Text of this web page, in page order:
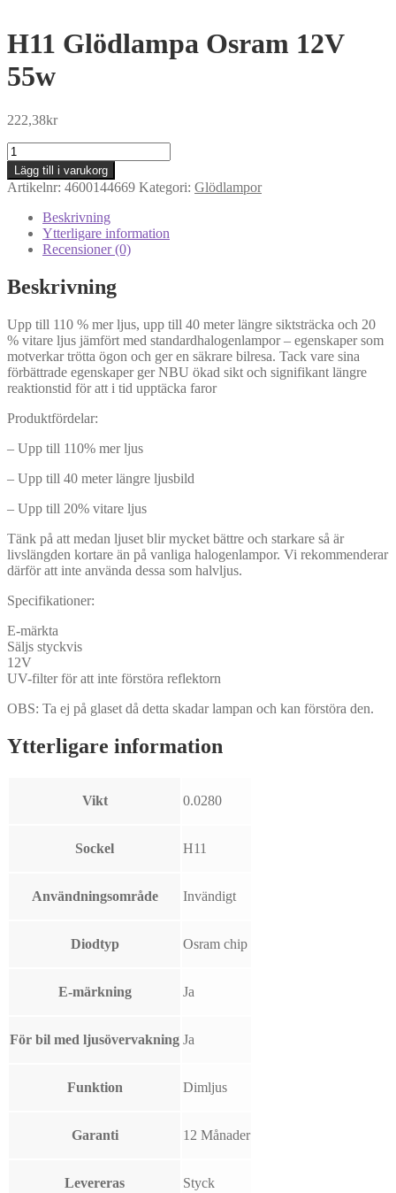
H11 Glödlampa Osram 12V
55w
222,38kr
H11
Glödlampa
Osram
12V
55w
mängd
Lägg till i varukorg
Artikelnr: 4600144669 Kategori: Glödlampor
Beskrivning
Ytterligare information
Recensioner (0)
Beskrivning
Upp till 110 % mer ljus, upp till 40 meter längre siktsträcka och 20
% vitare ljus jämfört med standardhalogenlampor – egenskaper som
motverkar trötta ögon och ger en säkrare bilresa. Tack vare sina
förbättrade egenskaper ger NBU ökad sikt och signifikant längre
reaktionstid för att i tid upptäcka faror
Produktfördelar:
– Upp till 110% mer ljus
– Upp till 40 meter längre ljusbild
– Upp till 20% vitare ljus
Tänk på att medan ljuset blir mycket bättre och starkare så är
livslängden kortare än på vanliga halogenlampor. Vi rekommenderar
därför att inte använda dessa som halvljus.
Specifikationer:
E-märkta
Säljs styckvis
12V
UV-filter för att inte förstöra reflektorn
OBS: Ta ej på glaset då detta skadar lampan och kan förstöra den.
Ytterligare information
Vikt 0.0280
Sockel H11
Användningsområde Invändigt
Diodtyp Osram chip
E-märkning Ja
För bil med ljusövervakning Ja
Funktion Dimljus
Garanti 12 Månader
Levereras Styck